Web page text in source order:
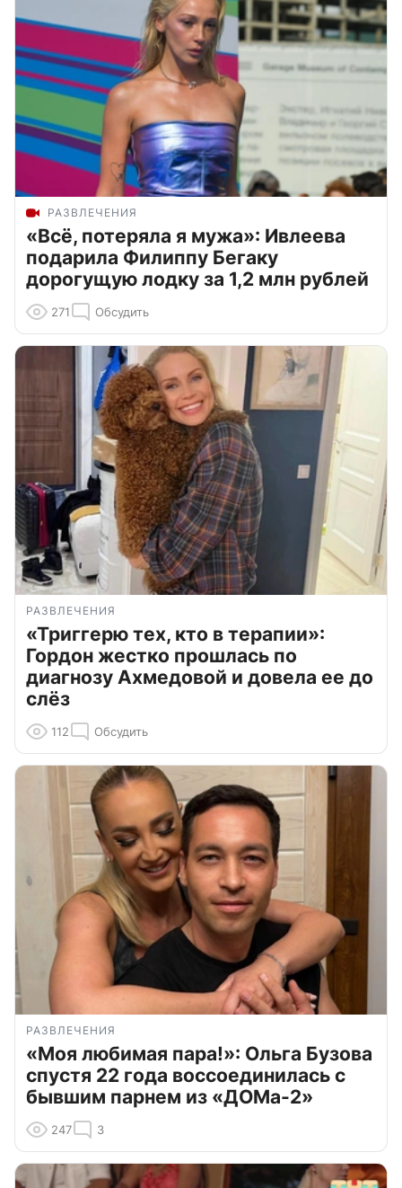
РАЗВЛЕЧЕНИЯ
«Всё, потеряла я мужа»: Ивлеева
подарила Филиппу Бегаку
дорогущую лодку за 1,2 млн рублей
271 Обсудить
РАЗВЛЕЧЕНИЯ
«Триггерю тех, кто в терапии»:
Гордон жестко прошлась по
диагнозу Ахмедовой и довела ее до
слёз
112 Обсудить
РАЗВЛЕЧЕНИЯ
«Моя любимая пара!»: Ольга Бузова
спустя 22 года воссоединилась с
бывшим парнем из «ДОМа-2»
247 3